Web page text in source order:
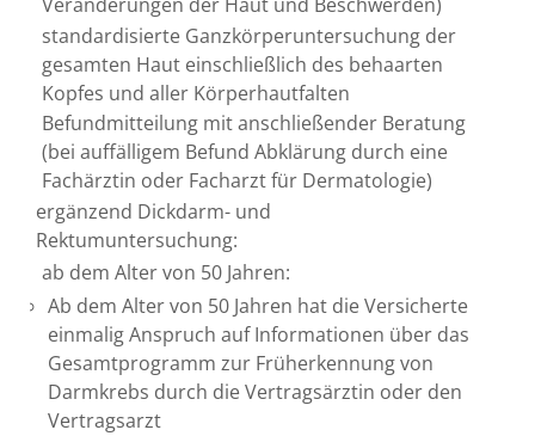
standardisierte Ganzkörperuntersuchung der
gesamten Haut einschließlich des behaarten
Kopfes und aller Körperhautfalten
Befundmitteilung mit anschließender Beratung
(bei auffälligem Befund Abklärung durch eine
Fachärztin oder Facharzt für Dermatologie)
ergänzend Dickdarm- und
Rektumuntersuchung:
ab dem Alter von 50 Jahren:
Ab dem Alter von 50 Jahren hat die Versicherte
einmalig Anspruch auf Informationen über das
Gesamtprogramm zur Früherkennung von
Darmkrebs durch die Vertragsärztin oder den
Vertragsarzt